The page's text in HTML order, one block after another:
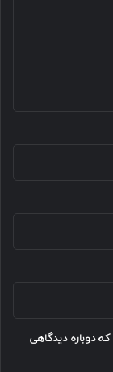
دوباره دیدگاهی